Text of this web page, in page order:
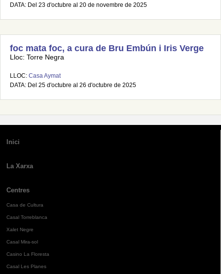
DATA: Del 23 d'octubre al 20 de novembre de 2025
foc mata foc, a cura de Bru Embún i Iris Verge
Lloc: Torre Negra
LLOC: Casa Aymat
DATA: Del 25 d'octubre al 26 d'octubre de 2025
Inici
La Xarxa
Centres
Casa de Cultura
Casal Torreblanca
Xalet Negre
Casal Mira-sol
Casino La Floresta
Casal Les Planes